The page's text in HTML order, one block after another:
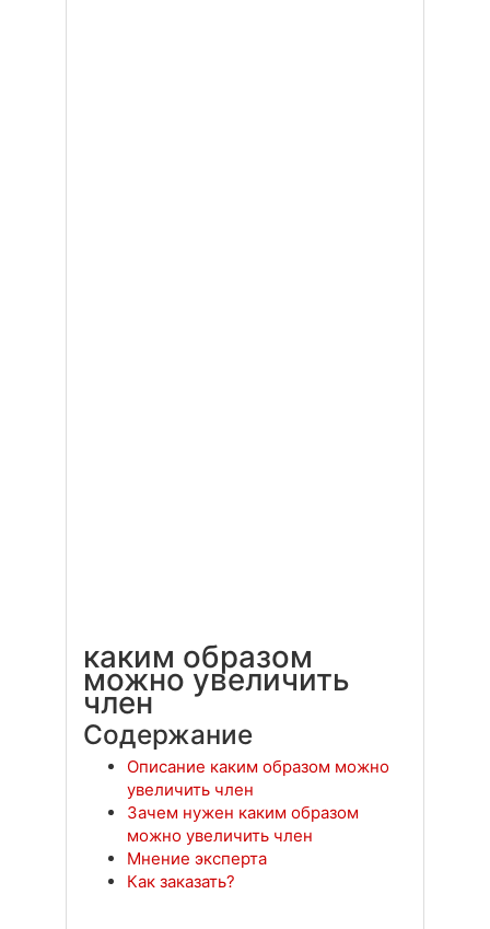
каким образом
можно увеличить
член
Содержание
Описание каким образом можно
увеличить член
Зачем нужен каким образом
можно увеличить член
Мнение эксперта
Как заказать?